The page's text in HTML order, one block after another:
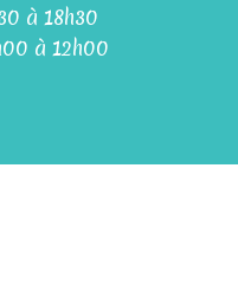
à 18h30
à 12h00